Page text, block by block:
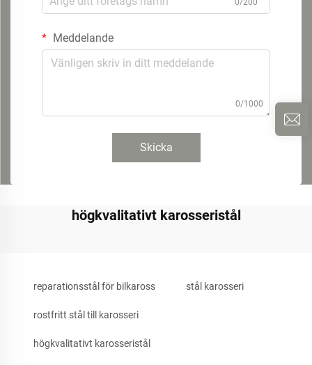
Meddelande
0/1000
Skicka
högkvalitativt karosseristål
reparationsstål för bilkaross stål karosseri
rostfritt stål till karosseri
högkvalitativt karosseristål